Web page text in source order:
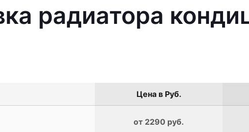
радиатора
Цена в Руб.
от 2290 руб.